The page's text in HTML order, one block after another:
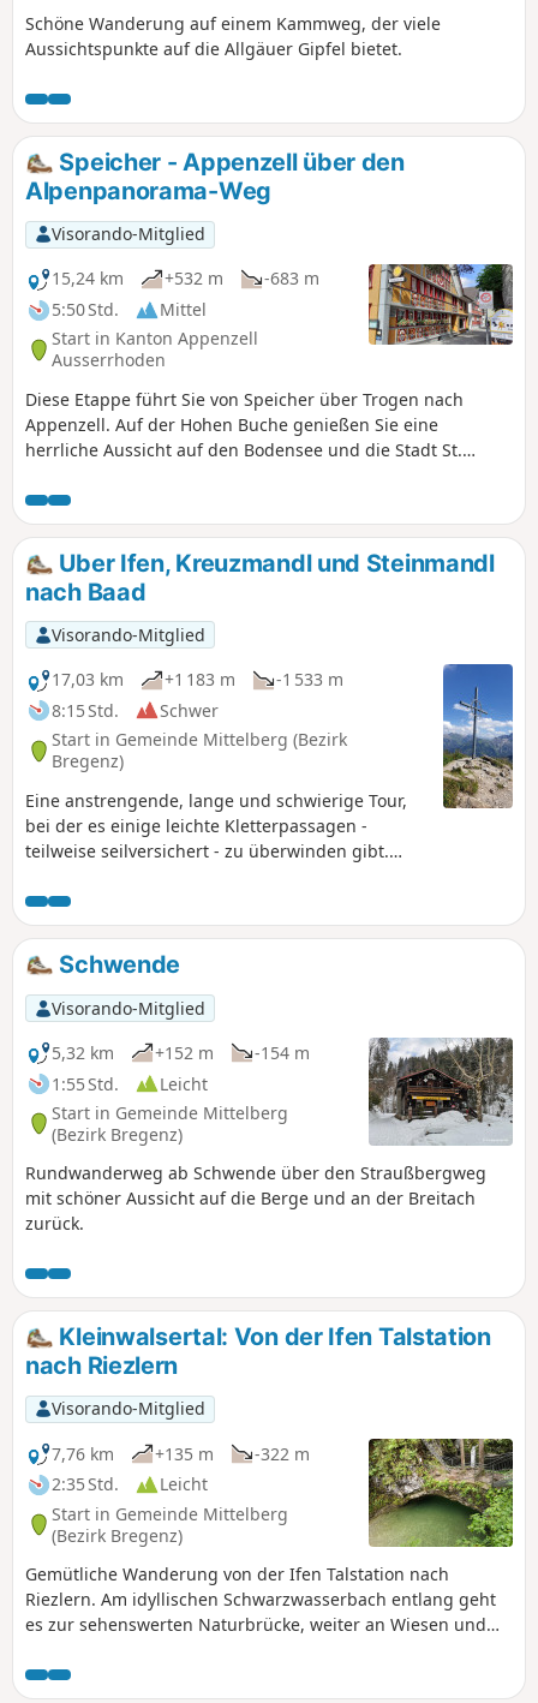
Schöne Wanderung auf einem Kammweg, der viele
Aussichtspunkte auf die Allgäuer Gipfel bietet.
Speicher - Appenzell über den
Alpenpanorama-Weg
Visorando-Mitglied
15,24 km
+532 m
-683 m
5:50 Std.
Mittel
Start in Kanton Appenzell
Ausserrhoden
Diese Etappe führt Sie von Speicher über Trogen nach
Appenzell. Auf der Hohen Buche genießen Sie eine
herrliche Aussicht auf den Bodensee und die Stadt St.
des Säntis sehen. Ein Abstieg über die Almen führt Sie nach
Appenzell, das für seinen Käse berühmt ist. Ein Besuch der
Stadt ist ein Muss.
Uber Ifen, Kreuzmandl und Steinmandl
nach Baad
Visorando-Mitglied
17,03 km
+1 183 m
-1 533 m
8:15 Std.
Schwer
Start in Gemeinde Mittelberg (Bezirk
Bregenz)
Eine anstrengende, lange und schwierige Tour,
bei der es einige leichte Kletterpassagen -
teilweise seilversichert - zu überwinden gibt.
Ifengipfel - recht überlaufen ist, ist man ab der
Ifersguntalpe bis zum Grünhorn fast alleine
unterwegs. In Summe geht die Tour über fünf
Gipfel, zwei davon über 2.000 Meter, die anderen
knapp darunter. Absolute Trittsicherheit und
Schwindelfreiheit sind Voraussetzungen für
diese Tour.
Schwende
Visorando-Mitglied
5,32 km
+152 m
-154 m
1:55 Std.
Leicht
Start in Gemeinde Mittelberg
(Bezirk Bregenz)
Rundwanderweg ab Schwende über den Straußbergweg
mit schöner Aussicht auf die Berge und an der Breitach
zurück.
Kleinwalsertal: Von der Ifen Talstation
nach Riezlern
Visorando-Mitglied
7,76 km
+135 m
-322 m
2:35 Std.
Leicht
Start in Gemeinde Mittelberg
(Bezirk Bregenz)
Gemütliche Wanderung von der Ifen Talstation nach
Riezlern. Am idyllischen Schwarzwasserbach entlang geht
es zur sehenswerten Naturbrücke, weiter an Wiesen und
nach Riezlern.